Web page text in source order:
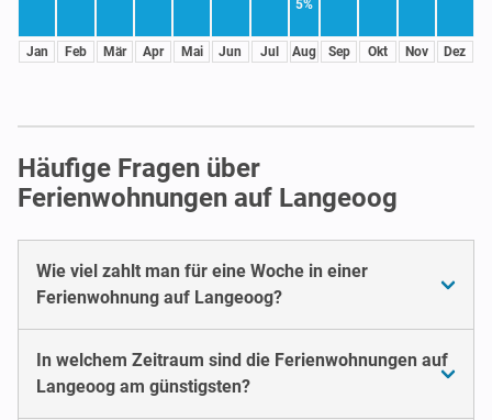
Jan Feb Mär Apr Mai Jun Jul
5%
Aug Sep Okt Nov Dez
Häufige Fragen über
Ferienwohnungen auf Langeoog
Wie viel zahlt man für eine Woche in einer
Ferienwohnung auf Langeoog?
In welchem Zeitraum sind die Ferienwohnungen auf
Langeoog am günstigsten?